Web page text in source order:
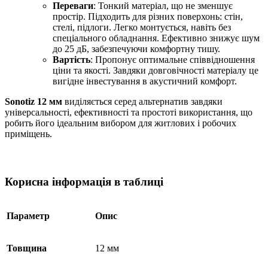
Переваги: Тонкий матеріал, що не зменшує
простір. Підходить для різних поверхонь: стін,
стелі, підлоги. Легко монтується, навіть без
спеціального обладнання. Ефективно знижує шум
до 25 дБ, забезпечуючи комфортну тишу.
Вартість: Пропонує оптимальне співвідношення
ціни та якості. Завдяки довговічності матеріалу це
вигідне інвестування в акустичний комфорт.
Sonotiz 12 мм виділяється серед альтернатив завдяки
універсальності, ефективності та простоті використання, що
робить його ідеальним вибором для житлових і робочих
приміщень.
Корисна інформація в таблиці
Параметр Опис
Товщина 12 мм